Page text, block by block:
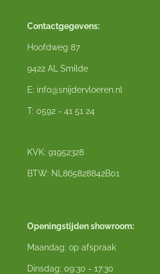
Contactgegevens:
Hoofdweg 87
9422 AL Smilde
E: info@snijdervloeren.nl
T: 0592 - 41 51 24
KVK: 91952328
BTW: NL865828842B01
Openingstijden showroom:
Maandag: op afspraak
Dinsdag: 09:30 - 17:30